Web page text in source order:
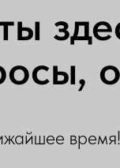
время!